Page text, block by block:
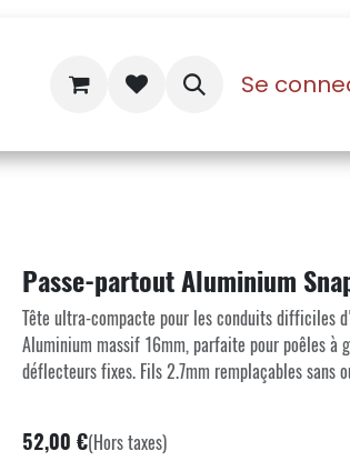
Se
Passe-partout Aluminium
Tête ultra-compacte pour les conduits difficiles
Aluminium massif 16mm, parfaite pour poêles à
déflecteurs fixes. Fils 2.7mm remplaçables sans
52,00 €(Hors taxes)